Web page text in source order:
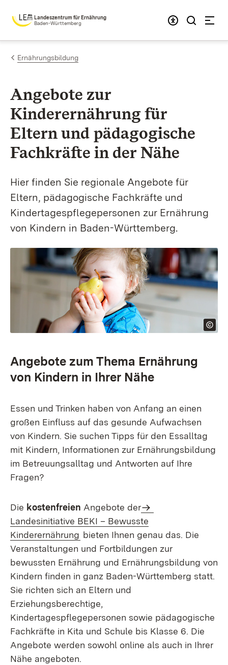
Zum Inhalt springen
Landeszentrum für Ernährung
Baden-Württemberg
Ernährungsbildung
Angebote zur
Kinderernährung für
Eltern und pädagogische
Fachkräfte in der Nähe
Hier finden Sie regionale Angebote für
Eltern, pädagogische Fachkräfte und
Kindertagespflegepersonen zur Ernährung
von Kindern in Baden-Württemberg.
Angebote zum Thema Ernährung
von Kindern in Ihrer Nähe
Essen und Trinken haben von Anfang an einen
großen Einfluss auf das gesunde Aufwachsen
von Kindern. Sie suchen Tipps für den Essalltag
mit Kindern, Informationen zur Ernährungsbildung
im Betreuungsalltag und Antworten auf Ihre
Fragen?
Die kostenfreien Angebote der
Landesinitiative BEKI – Bewusste
Kinderernährung bieten Ihnen genau das. Die
Veranstaltungen und Fortbildungen zur
bewussten Ernährung und Ernährungsbildung von
Kindern finden in ganz Baden-Württemberg statt.
Sie richten sich an Eltern und
Erziehungsberechtige,
Kindertagespflegepersonen sowie pädagogische
Fachkräfte in Kita und Schule bis Klasse 6. Die
Angebote werden sowohl online als auch in Ihrer
Nähe angeboten.